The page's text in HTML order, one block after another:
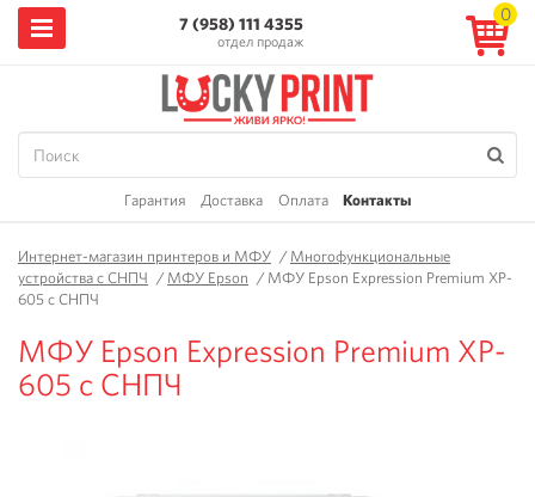
7 (958) 111 4355
отдел продаж
0
Гарантия Доставка Оплата Контакты
Интернет-магазин принтеров и МФУ /Многофункциональные
устройства с СНПЧ /МФУ Epson /МФУ Epson Expression Premium XP-
605 с СНПЧ
МФУ Epson Expression Premium XP-
605 с СНПЧ